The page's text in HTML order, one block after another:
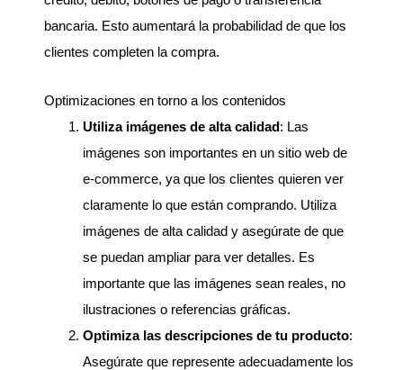
bancaria. Esto aumentará la probabilidad de que los
clientes completen la compra.
Optimizaciones en torno a los contenidos
Utiliza imágenes de alta calidad: Las
imágenes son importantes en un sitio web de
e-commerce, ya que los clientes quieren ver
claramente lo que están comprando. Utiliza
imágenes de alta calidad y asegúrate de que
se puedan ampliar para ver detalles. Es
importante que las imágenes sean reales, no
ilustraciones o referencias gráficas.
Optimiza las descripciones de tu producto:
Asegúrate que represente adecuadamente los